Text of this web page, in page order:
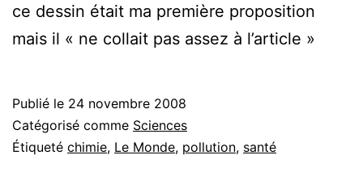
ce dessin était ma première proposition
mais il « ne collait pas assez à l’article »
Publié le 24 novembre 2008
Catégorisé comme Sciences
Étiqueté chimie, Le Monde, pollution, santé